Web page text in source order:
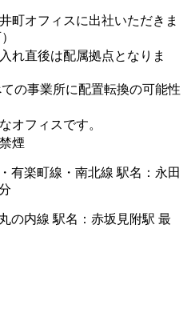
町オフィスに出社いただきま
れ直後は配属拠点となりま
の事業所に配置転換の可能性
オフィスです。
煙
有楽町線・南北線 駅名：永田
の内線 駅名：赤坂見附駅 最